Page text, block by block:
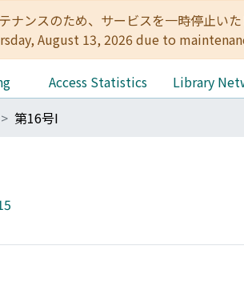
ナンスのため、サービスを一時停止
August 13, 2026 due to
Access Statistics
Library
第16号I